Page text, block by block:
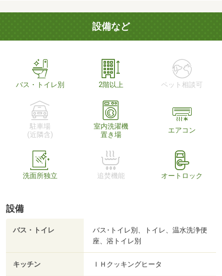
設備など
バス・トイレ別 2階以上 ペット相談可
駐車場
(近隣含)
室内洗濯機
置き場
エアコン
洗面所独立 追焚機能 オートロック
設備
バス・トイレ
バス･トイレ別、トイレ、温水洗浄便
座、浴トイレ別
キッチン ＩＨクッキングヒータ